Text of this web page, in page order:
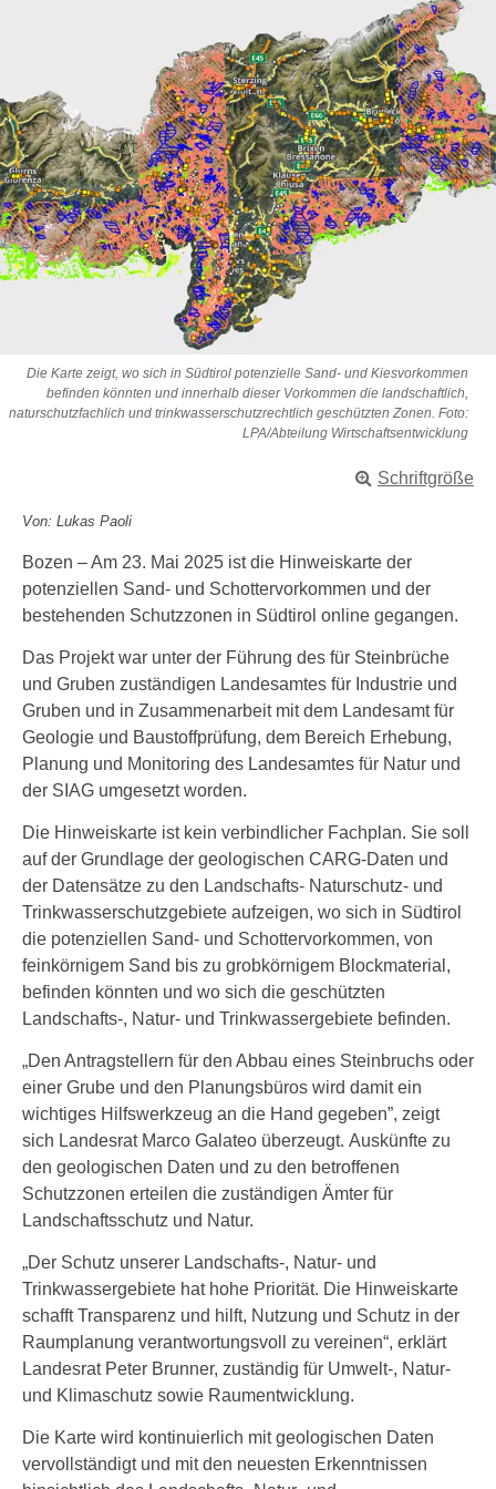
Die Karte zeigt, wo sich in Südtirol potenzielle Sand- und Kiesvorkommen
befinden könnten und innerhalb dieser Vorkommen die landschaftlich,
naturschutzfachlich und trinkwasserschutzrechtlich geschützten Zonen. Foto:
LPA/Abteilung Wirtschaftsentwicklung
Schriftgröße
Von: Lukas Paoli
Bozen – Am 23. Mai 2025 ist die Hinweiskarte der
potenziellen Sand- und Schottervorkommen und der
bestehenden Schutzzonen in Südtirol online gegangen.
Das Projekt war unter der Führung des für Steinbrüche
und Gruben zuständigen Landesamtes für Industrie und
Gruben und in Zusammenarbeit mit dem Landesamt für
Geologie und Baustoffprüfung, dem Bereich Erhebung,
Planung und Monitoring des Landesamtes für Natur und
der SIAG umgesetzt worden.
Die Hinweiskarte ist kein verbindlicher Fachplan. Sie soll
auf der Grundlage der geologischen CARG-Daten und
der Datensätze zu den Landschafts- Naturschutz- und
Trinkwasserschutzgebiete aufzeigen, wo sich in Südtirol
die potenziellen Sand- und Schottervorkommen, von
feinkörnigem Sand bis zu grobkörnigem Blockmaterial,
befinden könnten und wo sich die geschützten
Landschafts-, Natur- und Trinkwassergebiete befinden.
„Den Antragstellern für den Abbau eines Steinbruchs oder
einer Grube und den Planungsbüros wird damit ein
wichtiges Hilfswerkzeug an die Hand gegeben”, zeigt
sich Landesrat Marco Galateo überzeugt. Auskünfte zu
den geologischen Daten und zu den betroffenen
Schutzzonen erteilen die zuständigen Ämter für
Landschaftsschutz und Natur.
„Der Schutz unserer Landschafts-, Natur- und
Trinkwassergebiete hat hohe Priorität. Die Hinweiskarte
schafft Transparenz und hilft, Nutzung und Schutz in der
Raumplanung verantwortungsvoll zu vereinen“, erklärt
Landesrat Peter Brunner, zuständig für Umwelt-, Natur-
und Klimaschutz sowie Raumentwicklung.
Die Karte wird kontinuierlich mit geologischen Daten
vervollständigt und mit den neuesten Erkenntnissen